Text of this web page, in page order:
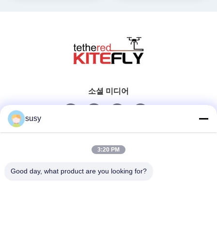
소셜 미디어
빠른 연락
susy
3:20 PM
Good day, what product are you looking for?